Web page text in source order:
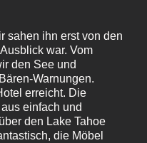
sahen ihn erst von den
war. Vom
den See und
Warnungen.
erreicht. Die
einfach und
den Lake Tahoe
die Möbel